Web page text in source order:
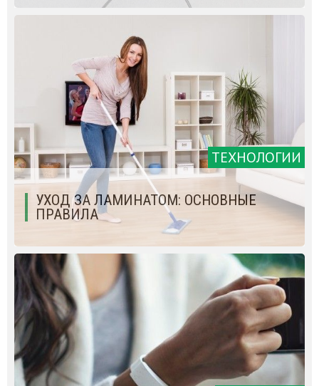
ТЕХНОЛОГИИ
УХОД ЗА ЛАМИНАТОМ: ОСНОВНЫЕ
ПРАВИЛА